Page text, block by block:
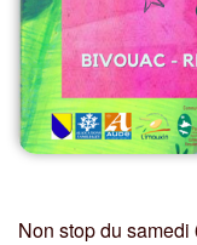
Non stop du